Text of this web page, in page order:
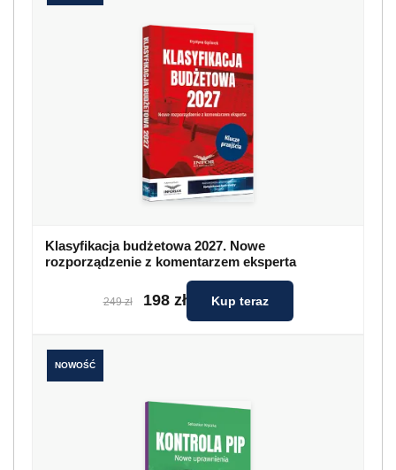
Klasyfikacja budżetowa 2027. Nowe
rozporządzenie z komentarzem eksperta
249 zł 198 zł Kup teraz
NOWOŚĆ